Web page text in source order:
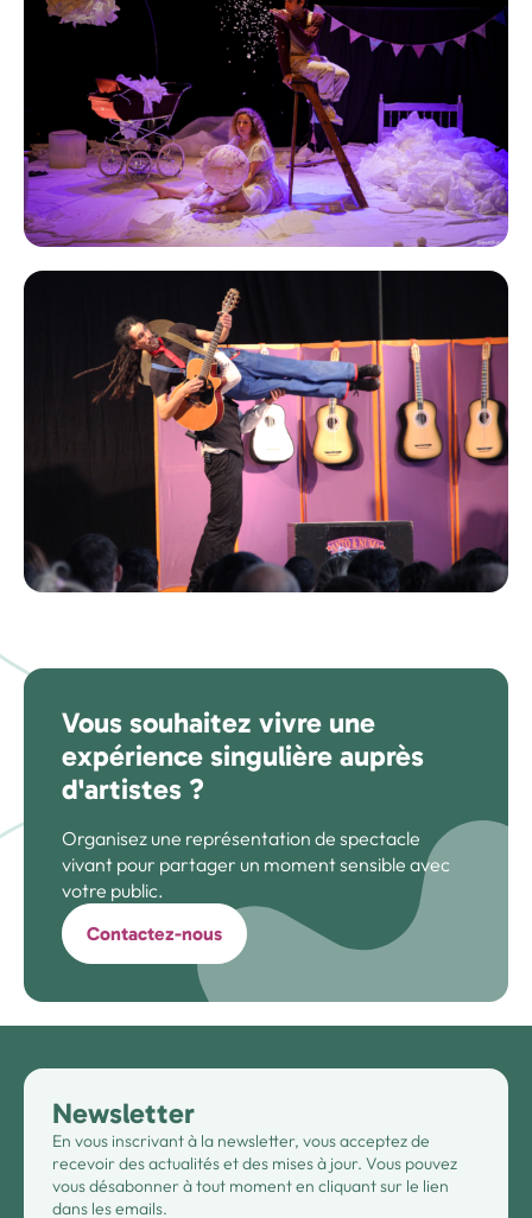
Vous souhaitez vivre une
expérience singulière auprès
d'artistes ?
Organisez une représentation de spectacle
vivant pour partager un moment sensible avec
votre public.
Contactez-nous
Newsletter
En vous inscrivant à la newsletter, vous acceptez de
recevoir des actualités et des mises à jour. Vous pouvez
vous désabonner à tout moment en cliquant sur le lien
dans les emails.